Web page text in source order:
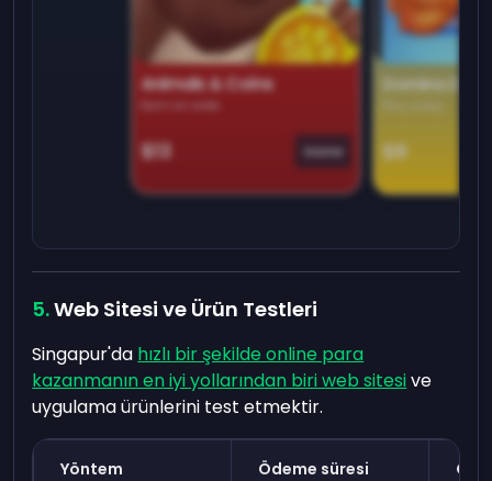
Animals & Coins
Earn on side
$13 Game
Domino
$9
Web Sitesi ve Ürün Testleri
Singapur'da hızlı bir şekilde online para
kazanmanın en iyi yollarından biri web sitesive
uygulama ürünlerini test etmektir.
Yöntem Ödeme süresi